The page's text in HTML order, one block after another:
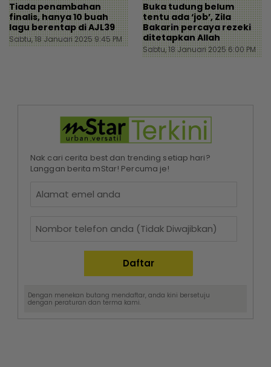
Tiada penambahan
finalis, hanya 10 buah
lagu berentap di AJL39
Sabtu, 18 Januari 2025 9:45 PM
Buka tudung belum
tentu ada ‘job’, Zila
Bakarin percaya rezeki
ditetapkan Allah
Sabtu, 18 Januari 2025 6:00 PM
Nak cari cerita best dan trending setiap hari?
Langgan berita mStar! Percuma je!
Dengan menekan butang mendaftar, anda kini bersetuju
dengan peraturan dan terma kami.